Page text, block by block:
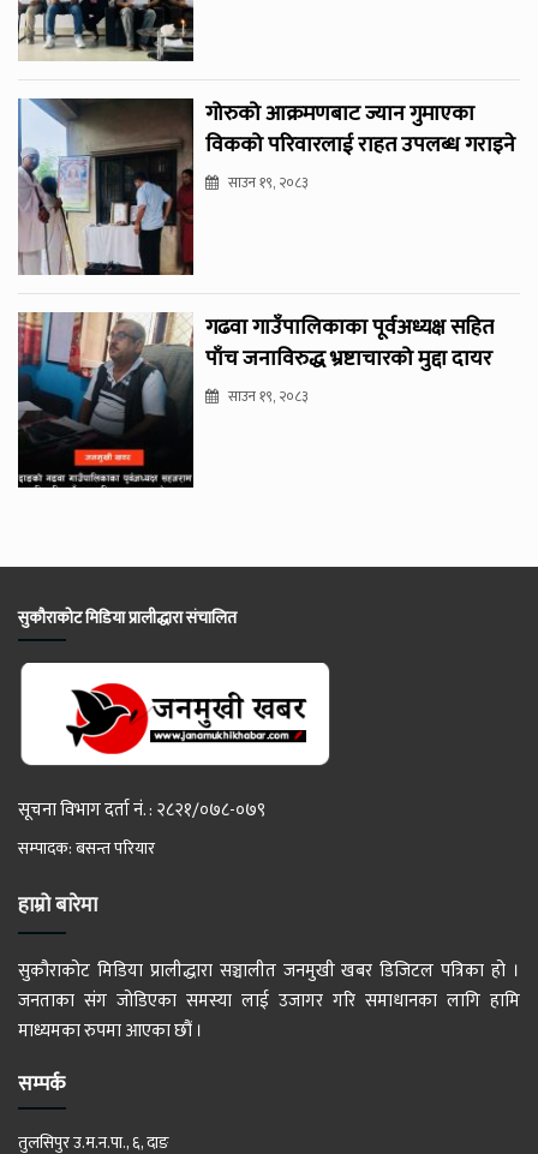
गोरुको आक्रमणबाट ज्यान गुमाएका
विकको परिवारलाई राहत उपलब्ध गराइने
साउन १९, २०८३
गढवा गाउँपालिकाका पूर्वअध्यक्ष सहित
पाँच जनाविरुद्ध भ्रष्टाचारको मुद्दा दायर
साउन १९, २०८३
सुकौराकोट मिडिया प्रालीद्धारा संचालित
सूचना विभाग दर्ता नं. : २८२१/०७८-०७९
सम्पादक: बसन्त परियार
हाम्रो बारेमा
सुकौराकोट मिडिया प्रालीद्धारा सञ्चालीत जनमुखी खबर डिजिटल पत्रिका हो ।
जनताका संग जोडिएका समस्या लाई उजागर गरि समाधानका लागि हामि
माध्यमका रुपमा आएका छौं ।
सम्पर्क
तुलसिपुर उ.म.न.पा., ६, दाङ